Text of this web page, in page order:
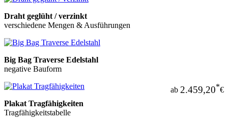
Draht geglüht / verzinkt
verschiedene Mengen & Ausführungen
Big Bag Traverse Edelstahl
negative Bauform
ab 2.459,20*€
Plakat Tragfähigkeiten
Tragfähigkeitstabelle